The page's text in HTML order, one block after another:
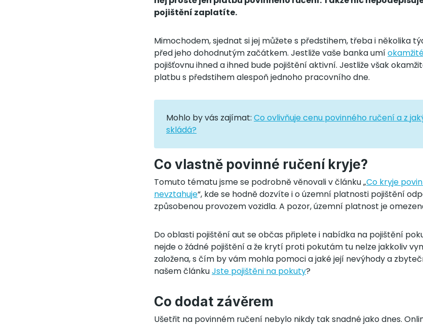
pojištění zaplatíte.
Mimochodem, sjednat si jej můžete s předstihem, třeba i několika
před jeho dohodnutým začátkem. Jestliže vaše banka umí
pojišťovnu ihned a ihned bude pojištění aktivní. Jestliže však
platbu s předstihem alespoň jednoho pracovního dne.
Mohlo by vás zajímat: Co ovlivňuje cenu povinného ručení a z
skládá?
Co vlastně povinné ručení kryje?
Tomuto tématu jsme se podrobně věnovali v článku „Co kryje
nevztahuje“, kde se hodně dozvíte i o územní platnosti pojištění
způsobenou provozem vozidla. A pozor, územní platnost je
Do oblasti pojištění aut se občas připlete i nabídka na pojištění
nejde o žádné pojištění a že krytí proti pokutám tu nelze jakkoliv
založena, s čím by vám mohla pomoci a jaké její nevýhody a
našem článkuJste pojištěni na pokuty?
Co dodat závěrem
Ušetřit na povinném ručení nebylo nikdy tak snadné jako dnes.